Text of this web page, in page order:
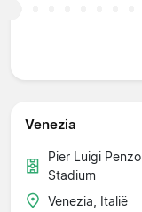
Venezia
Pier Luigi Penzo
Stadium
Venezia, Italië